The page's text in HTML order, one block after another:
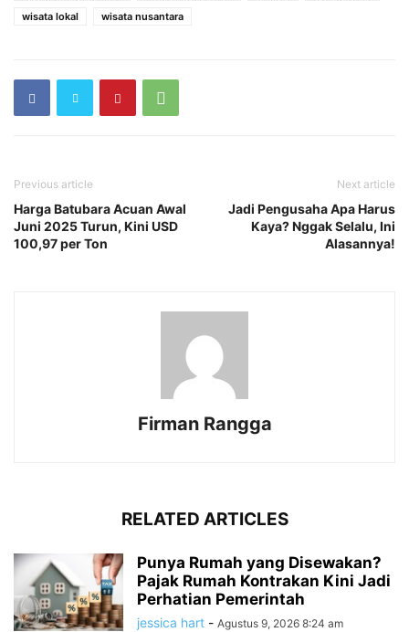
wisata lokal
wisata nusantara
Previous article
Harga Batubara Acuan Awal
Juni 2025 Turun, Kini USD
100,97 per Ton
Next article
Jadi Pengusaha Apa Harus
Kaya? Nggak Selalu, Ini
Alasannya!
Firman Rangga
RELATED ARTICLES
Punya Rumah yang Disewakan?
Pajak Rumah Kontrakan Kini Jadi
Perhatian Pemerintah
jessica hart - Agustus 9, 2026 8:24 am